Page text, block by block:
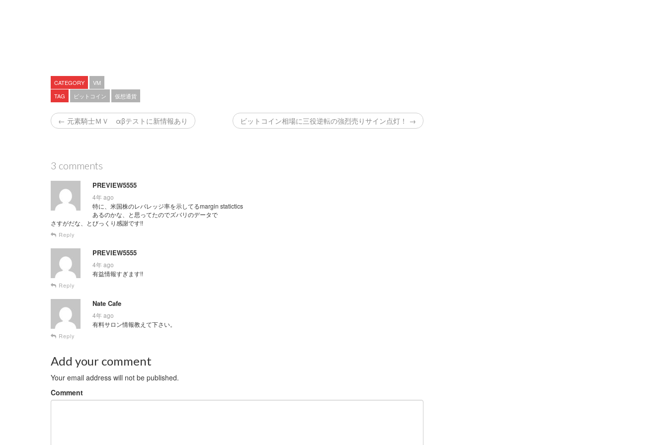
CATEGORY
VM
TAG
ビットコイン 仮想通貨
← 元素騎士ＭＶ αβテストに新情報あり ビットコイン相場に三役逆転の強烈売りサイン点灯！ →
3 comments
PREVIEW5555
4年 ago
特に、米国株のレバレッジ率を示してるmargin statictics
あるのかな、と思ってたのでズバリのデータで
さすがだな、とびっくり感謝です!!
Reply
PREVIEW5555
4年 ago
有益情報すぎます!!
Reply
Nate Cafe
4年 ago
有料サロン情報教えて下さい。
Reply
Add your comment
Your email address will not be published.
Comment